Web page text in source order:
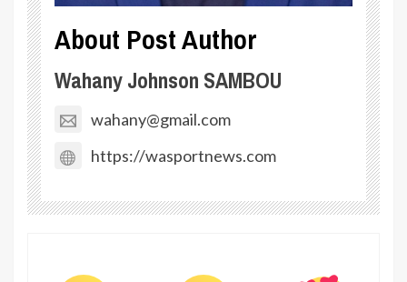
About Post Author
Wahany Johnson SAMBOU
wahany@gmail.com
https://wasportnews.com